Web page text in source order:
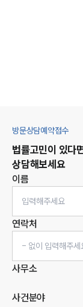
방문상담예약접수
법률고민이 있다
상담해보세요
이름
연락처
사무소
사건분야